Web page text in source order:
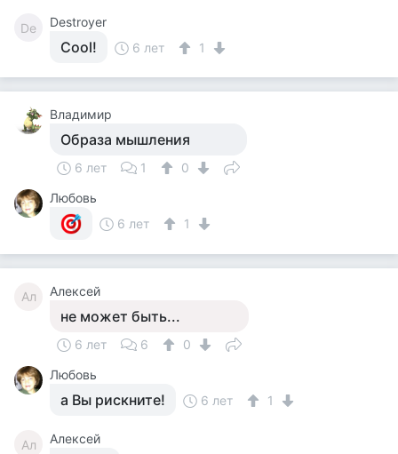
De Destroyer
Cool! 6 лет 1
Владимир
Образа мышления
6 лет 1
0
Любовь
6 лет
1
Ал Алексей
не может быть...
6 лет 6
0
Любовь
а Вы рискните! 6 лет 1
Ал Алексей